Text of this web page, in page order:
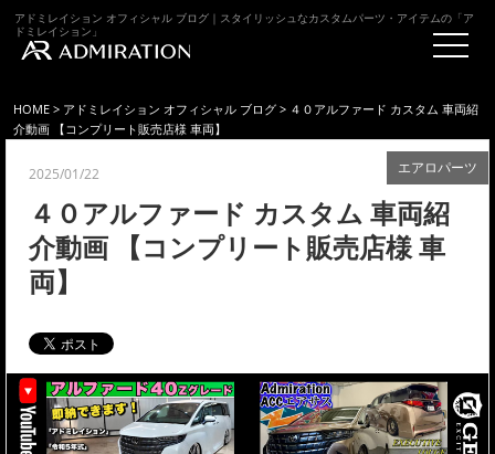
アドミレイション オフィシャル ブログ｜スタイリッシュなカスタムパーツ・アイテムの「ア
ドミレイション」
HOME > アドミレイション オフィシャル ブログ > ４０アルファード カスタム 車両紹
介動画 【コンプリート販売店様 車両】
エアロパーツ
2025/01/22
４０アルファード カスタム 車両紹
介動画 【コンプリート販売店様 車
両】